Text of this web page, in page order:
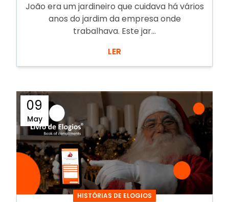
João era um jardineiro que cuidava há vários
anos do jardim da empresa onde
trabalhava. Este jar...
LER
09
May
HISTÓRIAS DE ELOGIOS